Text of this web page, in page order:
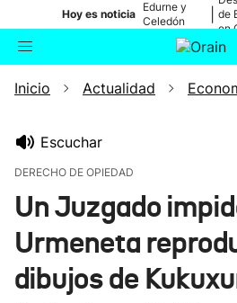
Hoy es noticia
Edurne y
Celedón
de
en
Buscador
Inicio Actualidad
Escuchar
DERECHO DE OPIEDAD
Un Juzgado
Urmeneta
dibujos de